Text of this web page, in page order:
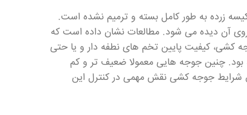
زرده به طور کامل بسته و ترمیم نشده است.
آن دیده می شود. مطالعات نشان داده است که
کشی، کیفیت پایین تخم های نطفه دار و یا حتی
چنین جوجه هایی معمولا ضعیف تر و کم
شرایط جوجه کشی نقش مهمی در کنترل این